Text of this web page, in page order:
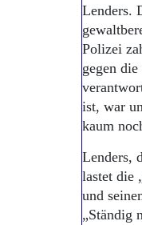
Lenders.
Polizei
gegen
ist, war
kaum
Lenders,
lastet die
und
„Ständig